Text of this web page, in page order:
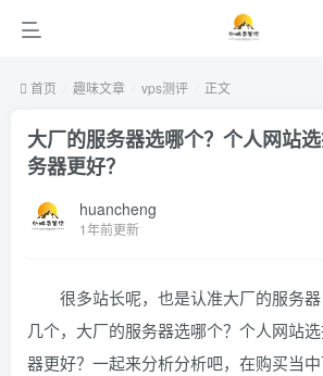
首页 趣味文章 vps测评 正文
大厂的服务器选哪个？个人网站
务器更好？
huancheng
1年前更新
很多站长呢，也是认准大厂的服务
几个，大厂的服务器选哪个？个人网站
器更好？一起来分析分析吧，在购买当